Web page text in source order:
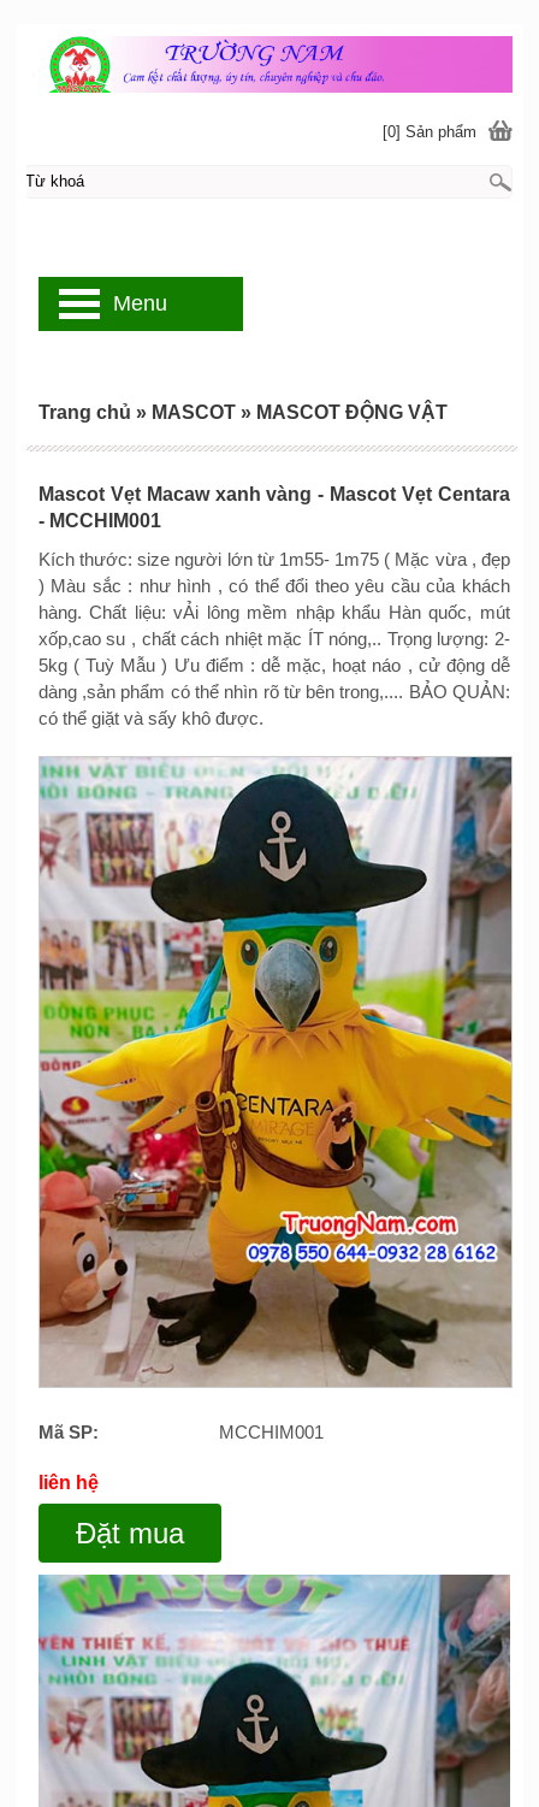
Mascot Vẹt Macaw xanh vàng - Mascot Vẹt Centara
- MCCHIM001
Kích thước: size người lớn từ 1m55- 1m75 ( Mặc vừa , đẹp
) Màu sắc : như hình , có thể đổi theo yêu cầu của khách
hàng. Chất liệu: vẢi lông mềm nhập khẩu Hàn quốc, mút
xốp,cao su , chất cách nhiệt mặc ÍT nóng,.. Trọng lượng: 2-
5kg ( Tuỳ Mẫu ) Ưu điểm : dễ mặc, hoạt náo , cử động dễ
dàng ,sản phẩm có thể nhìn rõ từ bên trong,.... BẢO QUẢN:
có thể giặt và sấy khô được.
Mã SP: MCCHIM001
liên hệ
Đặt mua
Trang chủ » MASCOT » MASCOT ĐỘNG VẬT
[0] Sản phẩm
Menu